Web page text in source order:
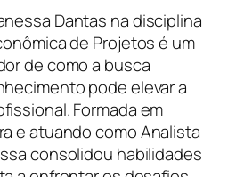
Dantas na disciplina
de Projetos é um
de como a busca
pode elevar a
Formada em
e atuando como Analista
consolidou habilidades